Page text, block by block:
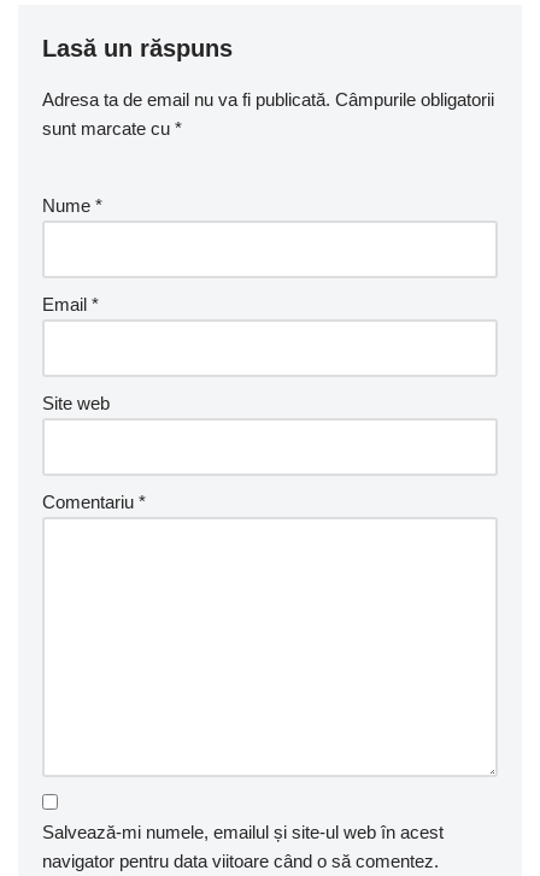
Lasă un răspuns
Adresa ta de email nu va fi publicată. Câmpurile obligatorii
sunt marcate cu *
Nume *
Email *
Site web
Comentariu *
Salvează-mi numele, emailul și site-ul web în acest
navigator pentru data viitoare când o să comentez.